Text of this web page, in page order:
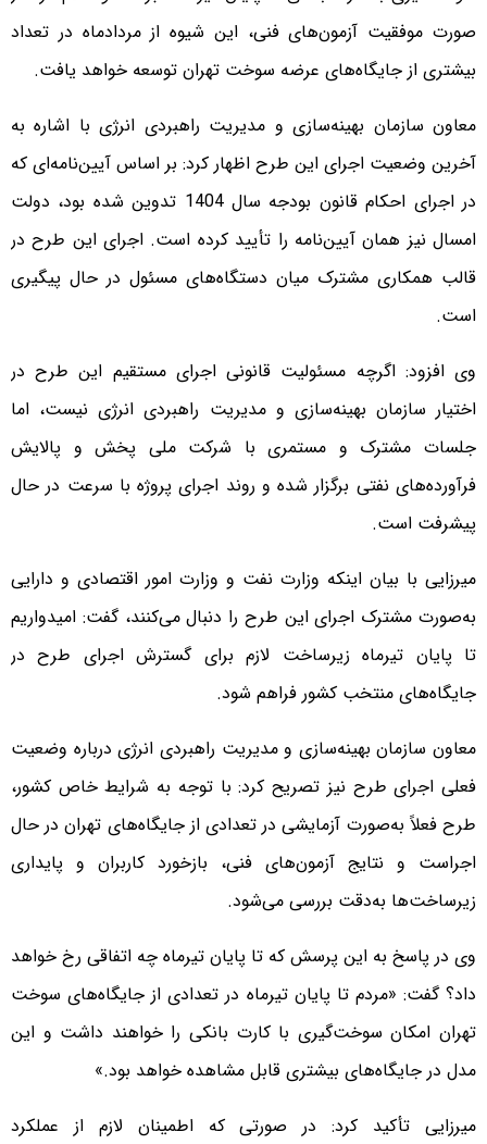
صورت موفقیت آزمون‌های فنی، این شیوه از مردادماه در تعداد
بیشتری از جایگاه‌های عرضه سوخت تهران توسعه خواهد یافت.
معاون سازمان بهینه‌سازی و مدیریت راهبردی انرژی با اشاره به
آخرین وضعیت اجرای این طرح اظهار کرد: بر اساس آیین‌نامه‌ای که
در اجرای احکام قانون بودجه سال 1404 تدوین شده بود، دولت
امسال نیز همان آیین‌نامه را تأیید کرده است. اجرای این طرح در
قالب همکاری مشترک میان دستگاه‌های مسئول در حال پیگیری
است.
وی افزود: اگرچه مسئولیت قانونی اجرای مستقیم این طرح در
اختیار سازمان بهینه‌سازی و مدیریت راهبردی انرژی نیست، اما
جلسات مشترک و مستمری با شرکت ملی پخش و پالایش
فرآورده‌های نفتی برگزار شده و روند اجرای پروژه با سرعت در حال
پیشرفت است.
میرزایی با بیان اینکه وزارت نفت و وزارت امور اقتصادی و دارایی
به‌صورت مشترک اجرای این طرح را دنبال می‌کنند، گفت: امیدواریم
تا پایان تیرماه زیرساخت لازم برای گسترش اجرای طرح در
جایگاه‌های منتخب کشور فراهم شود.
معاون سازمان بهینه‌سازی و مدیریت راهبردی انرژی درباره وضعیت
فعلی اجرای طرح نیز تصریح کرد: با توجه به شرایط خاص کشور،
طرح فعلاً به‌صورت آزمایشی در تعدادی از جایگاه‌های تهران در حال
اجراست و نتایج آزمون‌های فنی، بازخورد کاربران و پایداری
زیرساخت‌ها به‌دقت بررسی می‌شود.
وی در پاسخ به این پرسش که تا پایان تیرماه چه اتفاقی رخ خواهد
داد؟ گفت: «مردم تا پایان تیرماه در تعدادی از جایگاه‌های سوخت
تهران امکان سوخت‌گیری با کارت بانکی را خواهند داشت و این
مدل در جایگاه‌های بیشتری قابل مشاهده خواهد بود.»
میرزایی تأکید کرد: در صورتی که اطمینان لازم از عملکرد